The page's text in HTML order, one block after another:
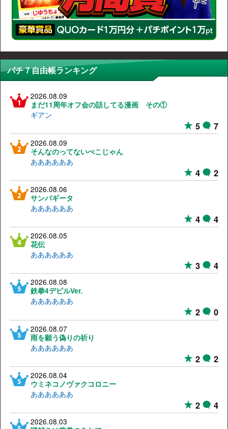
パチ７自由帳ランキング
2026.08.09
まだ11周年オフ会の話してる漫画 その①
ギアン
5 7
2026.08.09
そんなのってないぺこじゃん
ああああああ
4 2
2026.08.06
サンパギータ
ああああああ
4 4
2026.08.05
花伝
ああああああ
3 4
2026.08.08
鉄拳4デビルVer.
ああああああ
2 0
2026.08.07
雨を願う偽りの祈り
ああああああ
2 2
2026.08.04
ウミネコノヴァクコロニー
ああああああ
2 4
2026.08.03